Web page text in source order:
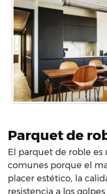
Parquet de
El parquet de roble es
comunes porque el
placer estético, la
resistencia a los